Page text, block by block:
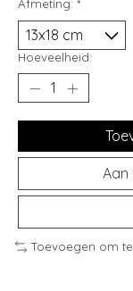
Afmeting: *
Hoeveelheid:
Aan
Toevoegen om